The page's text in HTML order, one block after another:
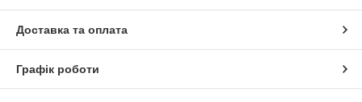
Доставка та оплата
Графік роботи